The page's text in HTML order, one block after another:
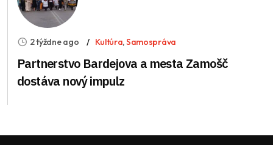
2 týždne ago Kultúra,Samospráva
Partnerstvo Bardejova a mesta Zamošč
dostáva nový impulz